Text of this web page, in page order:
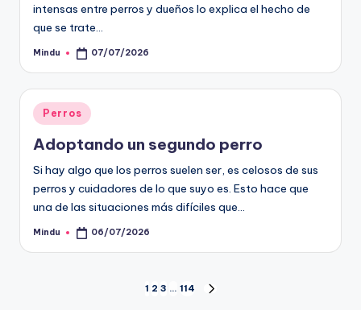
intensas entre perros y dueños lo explica el hecho de
que se trate…
Publicado
Mindu 07/07/2026
Publicado
en
Perros
Adoptando un segundo perro
Si hay algo que los perros suelen ser, es celosos de sus
perros y cuidadores de lo que suyo es. Esto hace que
una de las situaciones más difíciles que…
Publicado
Mindu 06/07/2026
Paginación1 2 3 … 114